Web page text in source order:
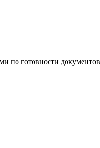
по готовности документов